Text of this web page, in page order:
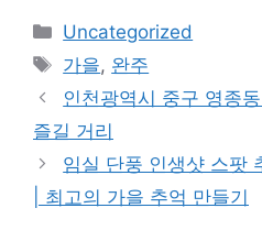
카
테
리
Uncategorized
태
그
가을, 완주
인천광역시 중구 영종
즐길 거리
임실 단풍 인생샷 스팟
| 최고의 가을 추억 만들기